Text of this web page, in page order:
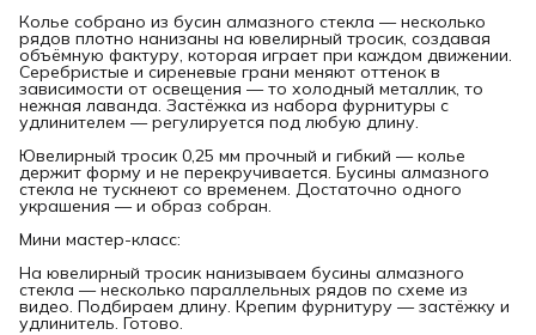
Колье собрано из бусин алмазного стекла — несколько
рядов плотно нанизаны на ювелирный тросик, создавая
объёмную фактуру, которая играет при каждом движении.
Серебристые и сиреневые грани меняют оттенок в
зависимости от освещения — то холодный металлик, то
нежная лаванда. Застёжка из набора фурнитуры с
удлинителем — регулируется под любую длину.
Ювелирный тросик 0,25 мм прочный и гибкий — колье
держит форму и не перекручивается. Бусины алмазного
стекла не тускнеют со временем. Достаточно одного
украшения — и образ собран.
Мини мастер-класс:
На ювелирный тросик нанизываем бусины алмазного
стекла — несколько параллельных рядов по схеме из
видео. Подбираем длину. Крепим фурнитуру — застёжку и
удлинитель. Готово.